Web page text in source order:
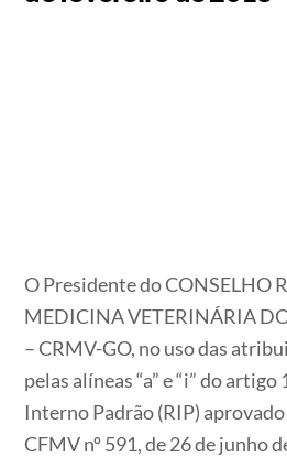
O Presidente do CONSELHO
MEDICINA VETERINÁRIA
– CRMV-GO, no uso das
pelas alíneas “a” e “i” do
Interno Padrão (RIP)
CFMV nº 591, de 26 de junho